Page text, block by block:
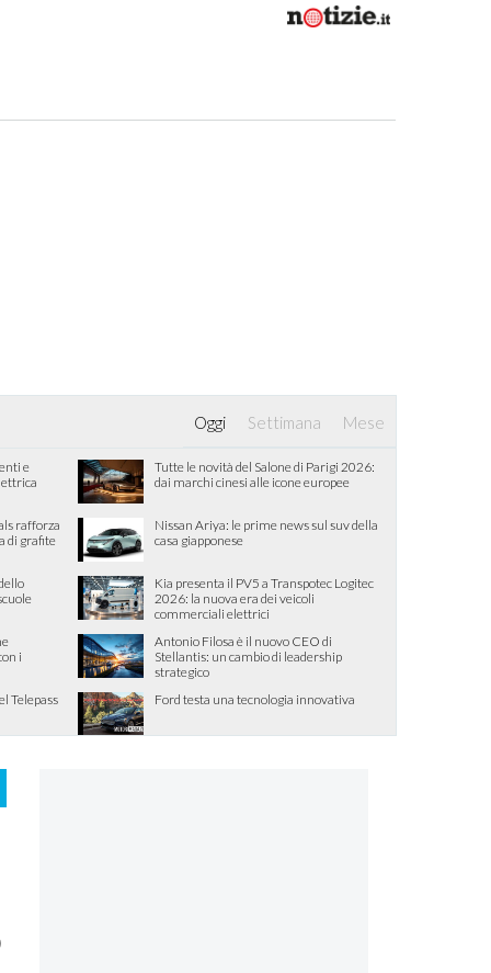
Oggi Settimana Mese
e
Tutte le novità del Salone di Parigi 2026:
dai marchi cinesi alle icone europee
rafforza
di grafite
Nissan Ariya: le prime news sul suv della
casa giapponese
Kia presenta il PV5 a Transpotec Logitec
2026: la nuova era dei veicoli
commerciali elettrici
i
Antonio Filosa è il nuovo CEO di
Stellantis: un cambio di leadership
strategico
Telepass
Ford testa una tecnologia innovativa